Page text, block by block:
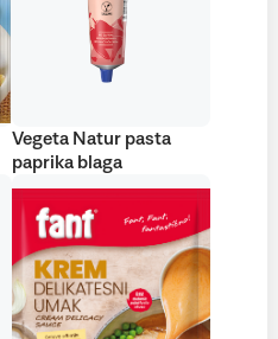
Vegeta Natur pasta
paprika blaga